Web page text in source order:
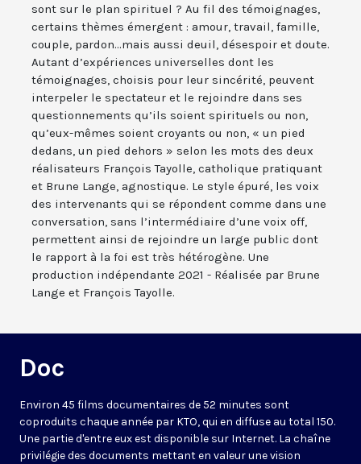
sont sur le plan spirituel ? Au fil des témoignages,
certains thèmes émergent : amour, travail, famille,
couple, pardon...mais aussi deuil, désespoir et doute.
Autant d’expériences universelles dont les
témoignages, choisis pour leur sincérité, peuvent
interpeler le spectateur et le rejoindre dans ses
questionnements qu’ils soient spirituels ou non,
qu’eux-mêmes soient croyants ou non, « un pied
dedans, un pied dehors » selon les mots des deux
réalisateurs François Tayolle, catholique pratiquant
et Brune Lange, agnostique. Le style épuré, les voix
des intervenants qui se répondent comme dans une
conversation, sans l’intermédiaire d’une voix off,
permettent ainsi de rejoindre un large public dont
le rapport à la foi est très hétérogène. Une
production indépendante 2021 - Réalisée par Brune
Lange et François Tayolle.
Doc
Environ 45 films documentaires de 52 minutes sont
coproduits chaque année par KTO, qui en diffuse au total 150.
Une partie d'entre eux est disponible sur Internet. La chaîne
privilégie des documents mettant en valeur une vision